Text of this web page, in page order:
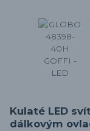
Kulaté LED
dálkovým